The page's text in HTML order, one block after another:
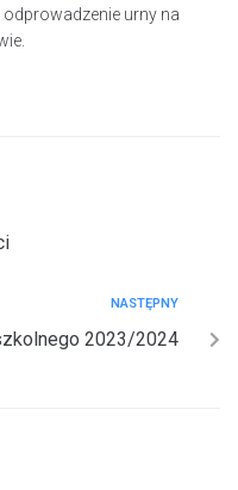
urny na
NASTĘPNY
2023/2024